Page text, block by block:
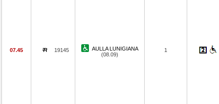
07.45 19145
AULLA LUNIGIANA
(08.09)
1